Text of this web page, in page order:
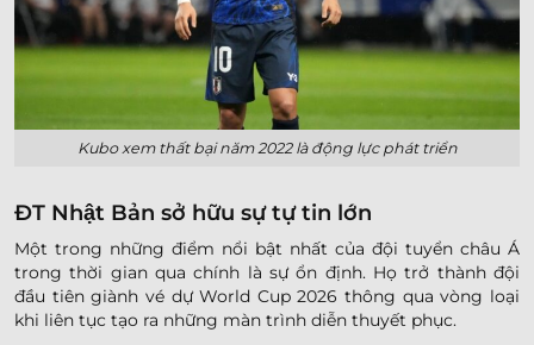
Kubo xem thất bại năm 2022 là động lực phát triển
ĐT Nhật Bản sở hữu sự tự tin lớn
Một trong những điểm nổi bật nhất của đội tuyển châu Á
trong thời gian qua chính là sự ổn định. Họ trở thành đội
đầu tiên giành vé dự World Cup 2026 thông qua vòng loại
khi liên tục tạo ra những màn trình diễn thuyết phục.